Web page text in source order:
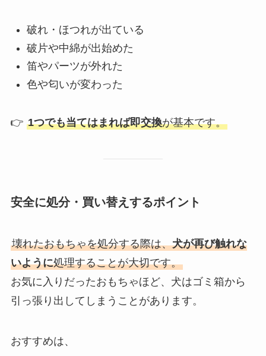
破れ・ほつれが出ている
破片や中綿が出始めた
笛やパーツが外れた
色や匂いが変わった
👉 1つでも当てはまれば即交換が基本です。
安全に処分・買い替えするポイント
壊れたおもちゃを処分する際は、犬が再び触れな
いように処理することが大切です。
お気に入りだったおもちゃほど、犬はゴミ箱から
引っ張り出してしまうことがあります。
おすすめは、